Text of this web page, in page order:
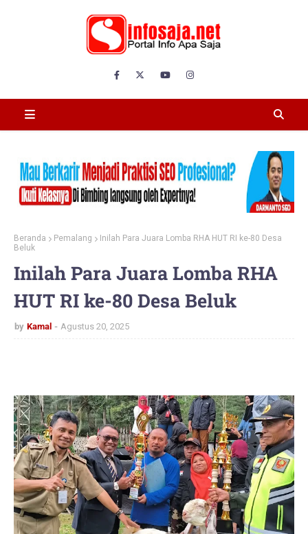
Beranda Pemalang
Inilah Para Juara Lomba RHA HUT RI ke-80 Desa
Beluk
Inilah Para Juara Lomba RHA
HUT RI ke-80 Desa Beluk
by Kamal Agustus 20, 2025